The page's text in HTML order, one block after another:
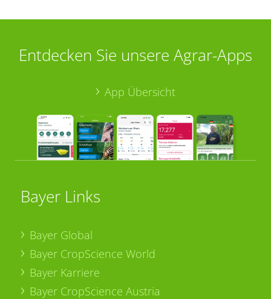
Entdecken Sie unsere Agrar-Apps
App Übersicht
Bayer Links
Bayer Global
Bayer CropScience World
Bayer Karriere
Bayer CropScience Austria